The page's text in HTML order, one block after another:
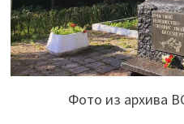
Фото из архива